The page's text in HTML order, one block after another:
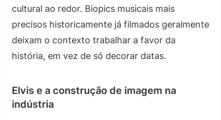
cultural ao redor. Biopics musicais mais
precisos historicamente já filmados geralmente
deixam o contexto trabalhar a favor da
história, em vez de só decorar datas.
Elvis e a construção de imagem na
indústria